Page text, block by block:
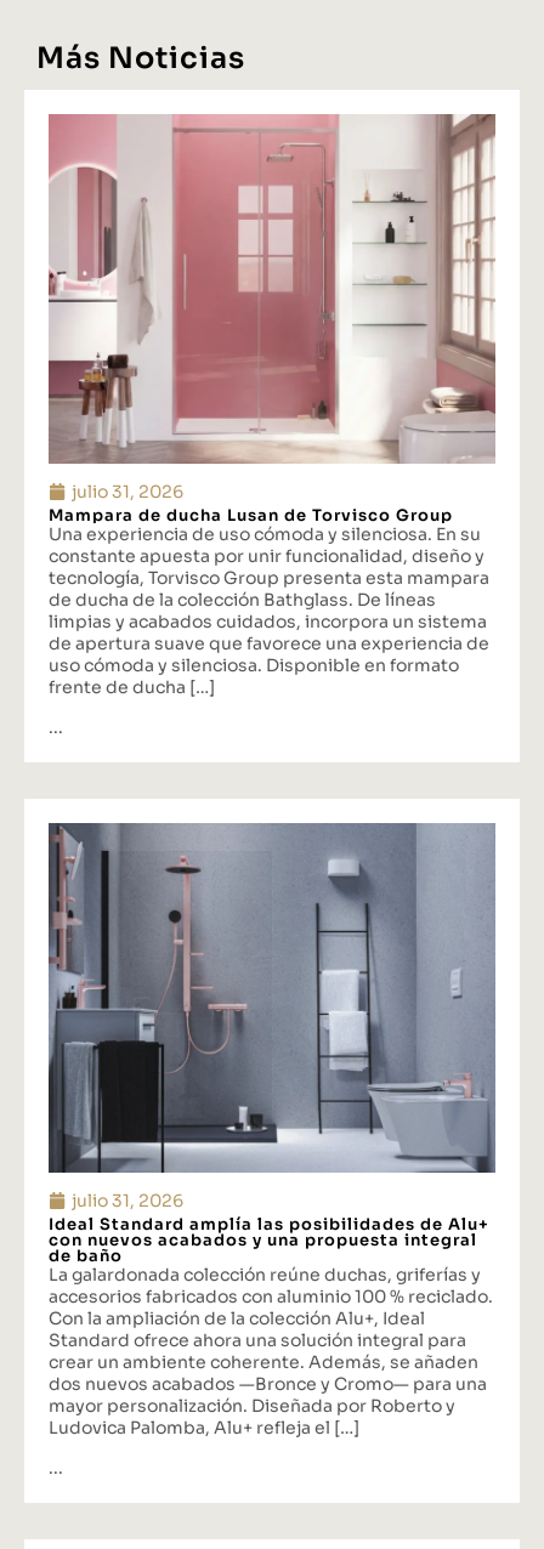
Más Noticias
julio 31, 2026
Mampara de ducha Lusan de Torvisco Group
Una experiencia de uso cómoda y silenciosa. En su
constante apuesta por unir funcionalidad, diseño y
tecnología, Torvisco Group presenta esta mampara
de ducha de la colección Bathglass. De líneas
limpias y acabados cuidados, incorpora un sistema
de apertura suave que favorece una experiencia de
uso cómoda y silenciosa. Disponible en formato
frente de ducha […]
julio 31, 2026
Ideal Standard amplía las posibilidades de Alu+
con nuevos acabados y una propuesta integral
de baño
La galardonada colección reúne duchas, griferías y
accesorios fabricados con aluminio 100 % reciclado.
Con la ampliación de la colección Alu+, Ideal
Standard ofrece ahora una solución integral para
crear un ambiente coherente. Además, se añaden
dos nuevos acabados —Bronce y Cromo— para una
mayor personalización. Diseñada por Roberto y
Ludovica Palomba, Alu+ refleja el […]